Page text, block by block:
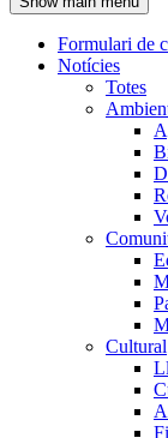
Navegació
principal
Formulari de
Notícies
Totes
Cultural